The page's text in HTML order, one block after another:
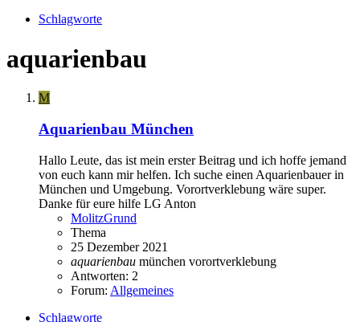
Schlagworte
aquarienbau
M
Aquarienbau München
Hallo Leute, das ist mein erster Beitrag und ich hoffe jemand
von euch kann mir helfen. Ich suche einen Aquarienbauer in
München und Umgebung. Vorortverklebung wäre super.
Danke für eure hilfe LG Anton
MolitzGrund
Thema
25 Dezember 2021
aquarienbau münchen vorortverklebung
Antworten: 2
Forum: Allgemeines
Schlagworte